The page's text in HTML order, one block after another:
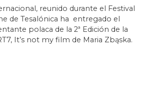
reunido durante el Festival
de Tesalónica ha entregado el
polaca de la 2ª Edición de la
It’s not my film de Maria Zbąska.